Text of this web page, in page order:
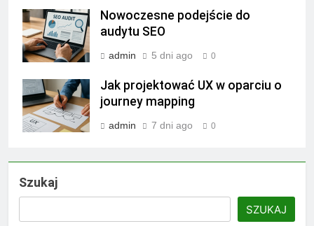
Nowoczesne podejście do
audytu SEO
admin 5 dni ago 0
Jak projektować UX w oparciu o
journey mapping
admin 7 dni ago 0
Szukaj
SZUKAJ